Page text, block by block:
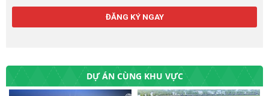
DỰ ÁN CÙNG KHU VỰC